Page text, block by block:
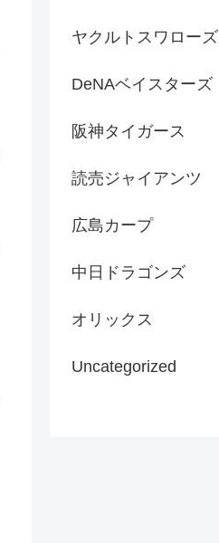
ヤクルトスワローズ
DeNAベイスターズ
阪神タイガース
読売ジャイアンツ
広島カープ
中日ドラゴンズ
オリックス
Uncategorized